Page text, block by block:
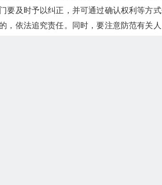
要及时予以纠正，并可通过确认权利等方
，依法追究责任。同时，要注意防范有关